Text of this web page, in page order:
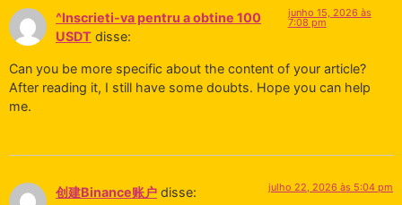
^Inscrieti-va pentru a obtine 100
USDT disse:
junho 15, 2026 às
7:08 pm
Can you be more specific about the content of your article?
After reading it, I still have some doubts. Hope you can help
me.
创建Binance账户 disse: julho 22, 2026 às 5:04 pm